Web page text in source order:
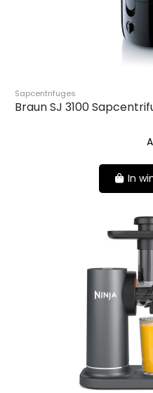
Sapcentrifuges
Braun SJ 3100
In